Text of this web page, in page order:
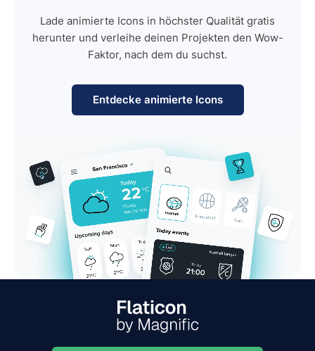
Lade animierte Icons in höchster Qualität gratis
herunter und verleihe deinen Projekten den Wow-
Faktor, nach dem du suchst.
Entdecke animierte Icons